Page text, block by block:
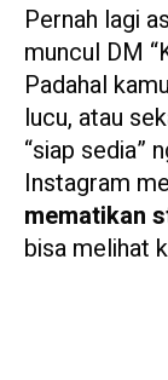
Pernah lagi
muncul DM
Padahal
lucu, atau
“siap sedia”
Instagram
mematikan
bisa melihat